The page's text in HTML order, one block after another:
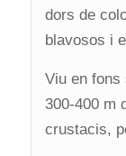
dors de
blavosos i
Viu en fons
300-400 m
crustacis,